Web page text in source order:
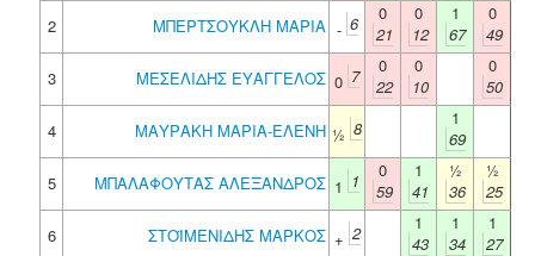
2
ΜΠΕΡΤΣΟΥΚΛΗ ΜΑΡΙΑ - 6
0
21
0
12
1
67
0
49
3
ΜΕΣΕΛΙΔΗΣ ΕΥΑΓΓΕΛΟΣ 0 7
0
22
0
10
0
50
4
ΜΑΥΡΑΚΗ ΜΑΡΙΑ-ΕΛΕΝΗ ½ 8
1
69
5
ΜΠΑΛΑΦΟΥΤΑΣ ΑΛΕΞΑΝΔΡΟΣ 1 1
0
59
1
41
½
36
½
25
6
ΣΤΟΪΜΕΝΙΔΗΣ ΜΑΡΚΟΣ + 2
1
43
1
34
1
27